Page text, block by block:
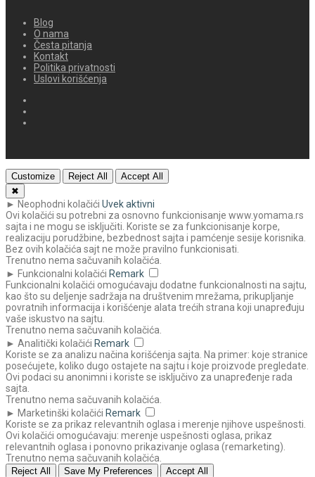
Blog
O nama
Česta pitanja
Kontakt
Politika privatnosti
Uslovi korišćenja
Customize Reject All
Accept All
✖
► Neophodni kolačići Uvek aktivni
Ovi kolačići su potrebni za osnovno funkcionisanje www.yomama.rs
sajta i ne mogu se isključiti. Koriste se za funkcionisanje korpe,
realizaciju porudžbine, bezbednost sajta i pamćenje sesije korisnika.
Bez ovih kolačića sajt ne može pravilno funkcionisati.
Trenutno nema sačuvanih kolačića.
► Funkcionalni kolačići Remark
Funkcionalni kolačići omogućavaju dodatne funkcionalnosti na sajtu,
kao što su deljenje sadržaja na društvenim mrežama, prikupljanje
povratnih informacija i korišćenje alata trećih strana koji unapređuju
vaše iskustvo na sajtu.
Trenutno nema sačuvanih kolačića.
► Analitički kolačići Remark
Koriste se za analizu načina korišćenja sajta. Na primer: koje stranice
posećujete, koliko dugo ostajete na sajtu i koje proizvode pregledate.
Ovi podaci su anonimni i koriste se isključivo za unapređenje rada
sajta.
Trenutno nema sačuvanih kolačića.
► Marketinški kolačići Remark
Koriste se za prikaz relevantnih oglasa i merenje njihove uspešnosti.
Ovi kolačići omogućavaju: merenje uspešnosti oglasa, prikaz
relevantnih oglasa i ponovno prikazivanje oglasa (remarketing).
Trenutno nema sačuvanih kolačića.
Reject All Save My Preferences Accept All